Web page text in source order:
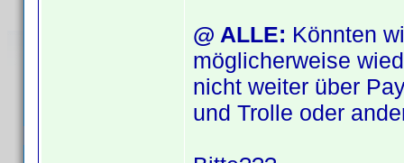
@ ALLE: Könnten
möglicherweise
nicht weiter über
und Trolle oder